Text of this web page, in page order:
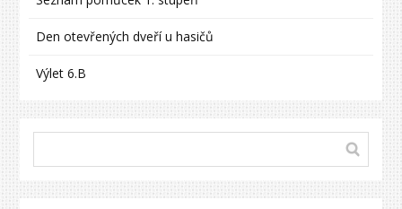
Den otevřených dveří u hasičů
Výlet 6.B